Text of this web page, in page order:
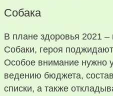
Собака
В плане здоровья 2021
Собаки, героя
Особое внимание нужно
ведению бюджета,
списки, а также